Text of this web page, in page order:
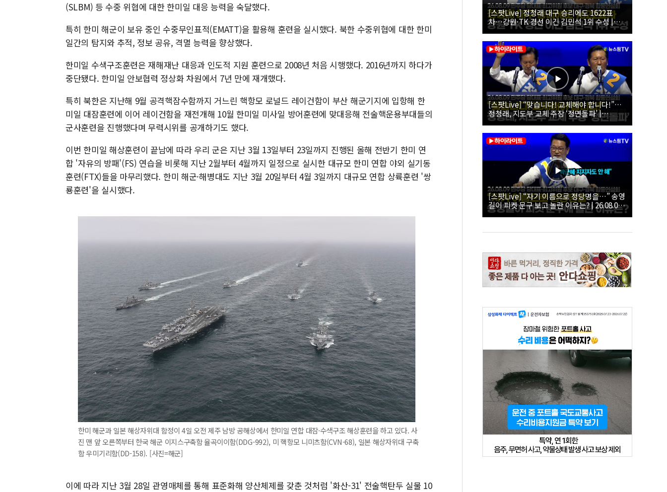
(SLBM) 등 수중 위협에 대한 한미일 대응 능력을 숙달했다.
특히 한미 해군이 보유 중인 수중무인표적(EMATT)을 활용해 훈련을 실시했다. 북한 수중위협에 대한 한미
일간의 탐지와 추적, 정보 공유, 격멸 능력을 향상했다.
한미일 수색구조훈련은 재해재난 대응과 인도적 지원 훈련으로 2008년 처음 시행했다. 2016년까지 하다가
중단됐다. 한미일 안보협력 정상화 차원에서 7년 만에 재개했다.
특히 북한은 지난해 9월 공격핵잠수함까지 거느린 핵항모 로널드 레이건함이 부산 해군기지에 입항해 한
미일 대잠훈련에 이어 레이건함을 재전개해 10월 한미일 미사일 방어훈련에 맞대응해 전술핵운용부대들의
군사훈련을 진행했다며 무력시위를 공개하기도 했다.
이번 한미일 해상훈련이 끝남에 따라 우리 군은 지난 3월 13일부터 23일까지 진행된 올해 전반기 한미 연
합 '자유의 방패'(FS) 연습을 비롯해 지난 2월부터 4월까지 일정으로 실시한 대규모 한미 연합 야외 실기동
훈련(FTX)들을 마무리했다. 한미 해군·해병대도 지난 3월 20일부터 4월 3일까지 대규모 연합 상륙훈련 '쌍
룡훈련'을 실시했다.
한미 해군과 일본 해상자위대 함정이 4일 오전 제주 남방 공해상에서 한미일 연합 대잠·수색구조 해상훈련을 하고 있다. 사
진 맨 앞 오른쪽부터 한국 해군 이지스구축함 율곡이이함(DDG-992), 미 핵항모 니미츠함(CVN-68), 일본 해상자위대 구축
함 우미기리함(DD-158). [사진=해군]
이에 따라 지난 3월 28일 관영매체를 통해 표준화해 양산체제를 갖춘 것처럼 '화산-31' 전술핵탄두 실물 10
[스팟Live] 정청래 대구 승리에도 1622표
차…강원·TK 경선 이긴 김민석 1위 수성 |
26.08.09 더불어민주당 당대표·최고위원 후
보 대구·경북 합동연설회
[스팟Live] “맞습니다! 교체해야 합니다!”…
정청래, 지도부 교체 주장 ‘정면돌파’ |
26.08.09 더불어민주당 당대표·최고위원 후
보 대구·경북 합동연설회
[스팟Live] “자기 이름으로 정당명을…” 송영
길이 피켓 문구 보고 놀란 이유는? | 26.08.09
더불어민주당 당대표·최고위원 후보 대구·경